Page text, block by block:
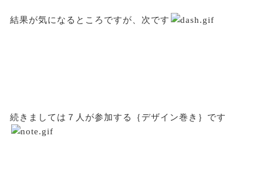
結果が気になるところですが、次です
続きましては７人が参加する｛デザイン巻き｝です